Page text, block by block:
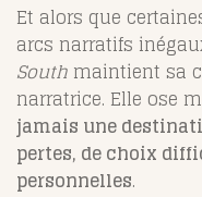
Et alors que
arcs narratifs
South maintient sa
narratrice. Elle ose
jamais une
pertes, de choix
personnelles.